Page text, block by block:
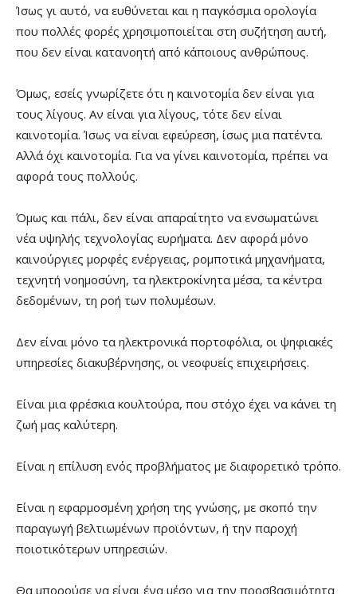
Ίσως γι αυτό, να ευθύνεται και η παγκόσμια ορολογία
που πολλές φορές χρησιμοποιείται στη συζήτηση αυτή,
που δεν είναι κατανοητή από κάποιους ανθρώπους.
Όμως, εσείς γνωρίζετε ότι η καινοτομία δεν είναι για
τους λίγους. Αν είναι για λίγους, τότε δεν είναι
καινοτομία. Ίσως να είναι εφεύρεση, ίσως μια πατέντα.
Αλλά όχι καινοτομία. Για να γίνει καινοτομία, πρέπει να
αφορά τους πολλούς.
Όμως και πάλι, δεν είναι απαραίτητο να ενσωματώνει
νέα υψηλής τεχνολογίας ευρήματα. Δεν αφορά μόνο
καινούργιες μορφές ενέργειας, ρομποτικά μηχανήματα,
τεχνητή νοημοσύνη, τα ηλεκτροκίνητα μέσα, τα κέντρα
δεδομένων, τη ροή των πολυμέσων.
Δεν είναι μόνο τα ηλεκτρονικά πορτοφόλια, οι ψηφιακές
υπηρεσίες διακυβέρνησης, οι νεοφυείς επιχειρήσεις.
Είναι μια φρέσκια κουλτούρα, που στόχο έχει να κάνει τη
ζωή μας καλύτερη.
Είναι η επίλυση ενός προβλήματος με διαφορετικό τρόπο.
Είναι η εφαρμοσμένη χρήση της γνώσης, με σκοπό την
παραγωγή βελτιωμένων προϊόντων, ή την παροχή
ποιοτικότερων υπηρεσιών.
Θα μπορούσε να είναι ένα μέσο για την προσβασιμότητα